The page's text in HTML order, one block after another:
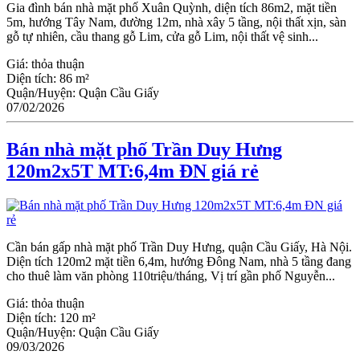
Gia đình bán nhà mặt phố Xuân Quỳnh, diện tích 86m2, mặt tiền
5m, hướng Tây Nam, đường 12m, nhà xây 5 tầng, nội thất xịn, sàn
gỗ tự nhiên, cầu thang gỗ Lim, cửa gỗ Lim, nội thất vệ sinh...
Giá: thỏa thuận
Diện tích: 86 m²
Quận/Huyện: Quận Cầu Giấy
07/02/2026
Bán nhà mặt phố Trần Duy Hưng
120m2x5T MT:6,4m ĐN giá rẻ
Cần bán gấp nhà mặt phố Trần Duy Hưng, quận Cầu Giấy, Hà Nội.
Diện tích 120m2 mặt tiền 6,4m, hướng Đông Nam, nhà 5 tầng đang
cho thuê làm văn phòng 110triệu/tháng, Vị trí gần phố Nguyễn...
Giá: thỏa thuận
Diện tích: 120 m²
Quận/Huyện: Quận Cầu Giấy
09/03/2026